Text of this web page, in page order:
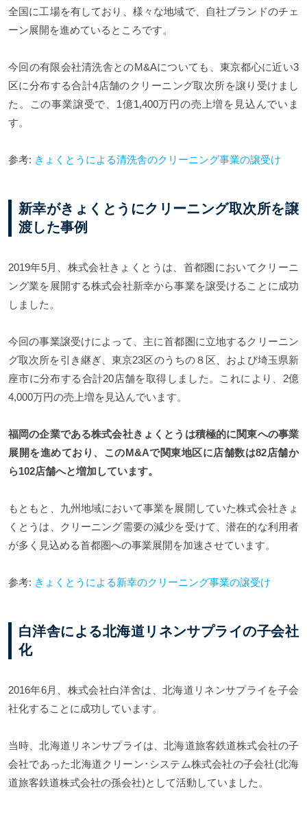
全国に工場を有しており、様々な地域で、自社ブランドのチェ
ーン展開を進めているところです。
今回の有限会社清洗舎とのM&Aについても、東京都心に近い3
区に分布する合計4店舗のクリーニング取次所を譲り受けまし
た。この事業譲受で、1億1,400万円の売上増を見込んでいま
す。
参考: きょくとうによる清洗舎のクリーニング事業の譲受け
新幸がきょくとうにクリーニング取次所を譲
渡した事例
2019年5月、株式会社きょくとうは、首都圏においてクリーニ
ング業を展開する株式会社新幸から事業を譲受けることに成功
しました。
今回の事業譲受けによって、主に首都圏に立地するクリーニン
グ取次所を引き継ぎ、東京23区のうちの８区、および埼玉県新
座市に分布する合計20店舗を取得しました。これにより、2億
4,000万円の売上増を見込んでいます。
福岡の企業である株式会社きょくとうは積極的に関東への事業
展開を進めており、このM&Aで関東地区に店舗数は82店舗か
ら102店舗へと増加しています。
もともと、九州地域において事業を展開していた株式会社きょ
くとうは、クリーニング需要の減少を受けて、潜在的な利用者
が多く見込める首都圏への事業展開を加速させています。
参考: きょくとうによる新幸のクリーニング事業の譲受け
白洋舎による北海道リネンサプライの子会社
化
2016年6月、株式会社白洋舍は、北海道リネンサプライを子会
社化することに成功しています。
当時、北海道リネンサプライは、北海道旅客鉄道株式会社の子
会社であった北海道クリーン･システム株式会社の子会社(北海
道旅客鉄道株式会社の孫会社)として活動していました。